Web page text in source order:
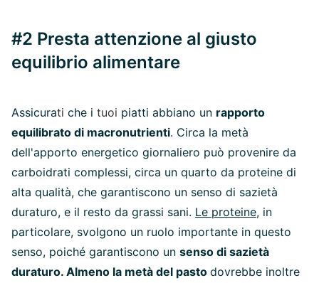
#2 Presta attenzione al giusto
equilibrio alimentare
Assicurati che i tuoi piatti abbiano un rapporto
equilibrato di macronutrienti. Circa la metà
dell'apporto energetico giornaliero può provenire da
carboidrati complessi, circa un quarto da proteine di
alta qualità, che garantiscono un senso di sazietà
duraturo, e il resto da grassi sani. Le proteine, in
particolare, svolgono un ruolo importante in questo
senso, poiché garantiscono un senso di sazietà
duraturo. Almeno la metà del pasto dovrebbe inoltre